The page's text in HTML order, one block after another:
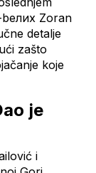
Zoran
detalje
zašto
koje
je
i